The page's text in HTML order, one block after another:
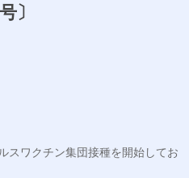
〕
スワクチン集団接種を開始してお